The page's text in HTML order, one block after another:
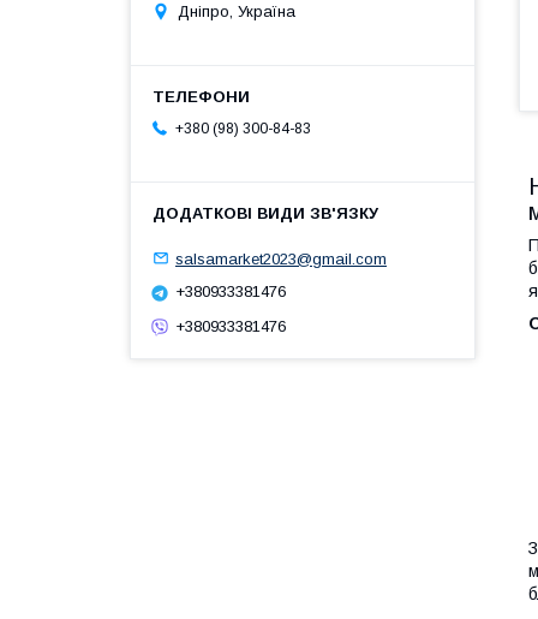
Дніпро, Україна
+380 (98) 300-84-83
salsamarket2023@gmail.com
+380933381476
+380933381476